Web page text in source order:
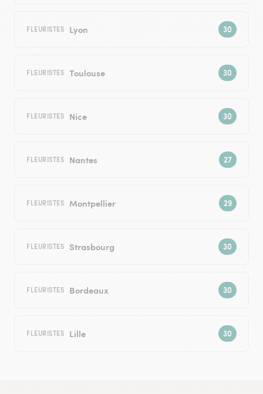
FLEURISTES Lyon
FLEURISTES Toulouse
FLEURISTES Nice
FLEURISTES Nantes
FLEURISTES Montpellier
FLEURISTES Strasbourg
FLEURISTES Bordeaux
FLEURISTES Lille